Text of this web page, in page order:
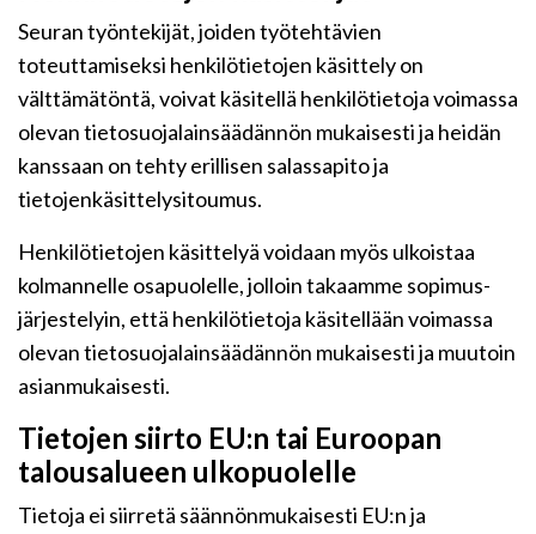
Seuran työntekijät, joiden työtehtävien
toteuttamiseksi henkilötietojen käsittely on
välttämätöntä, voivat käsitellä henkilötietoja voimassa
olevan tietosuojalainsäädännön mukaisesti ja heidän
kanssaan on tehty erillisen salassapito ja
tietojenkäsittelysitoumus.
Henkilötietojen käsittelyä voidaan myös ulkoistaa
kolmannelle osapuolelle, jolloin takaamme sopimus-
järjestelyin, että henkilötietoja käsitellään voimassa
olevan tietosuojalainsäädännön mukaisesti ja muutoin
asianmukaisesti.
Tietojen siirto EU:n tai Euroopan
talousalueen ulkopuolelle
Tietoja ei siirretä säännönmukaisesti EU:n ja